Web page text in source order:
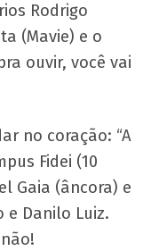
Rodrigo
(Mavie) e o
ouvir, você vai
no coração: “A
Fidei (10
Gaia (âncora) e
e Danilo Luiz.